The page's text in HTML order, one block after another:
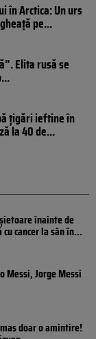
în Arctica: Un urs
pe...
Elita rusă se
țigări ieftine în
la 40 de...
înainte de
cancer la sân în...
Messi, Jorge Messi
doar o amintire!